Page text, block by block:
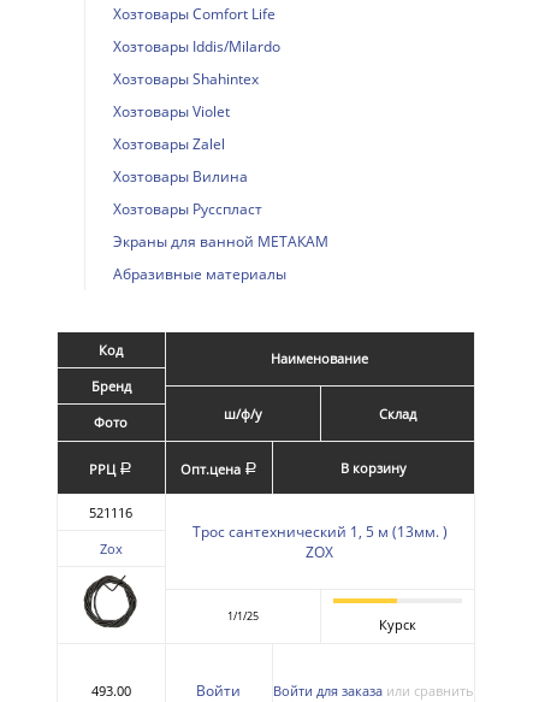
Хозтовары Comfort Life
Хозтовары Iddis/Milardo
Хозтовары Shahintex
Хозтовары Violet
Хозтовары Zalel
Хозтовары Вилина
Хозтовары Русспласт
Экраны для ванной МЕТАКАМ
Абразивные материалы
Код
Бренд
Фото
Наименование
ш/ф/у Склад
РРЦ a Опт.цена a В корзину
521116
Zox
Трос сантехнический 1, 5 м (13мм. )
ZOX
1/1/25 Курск
493.00 Войти Войти для заказа или сравнить